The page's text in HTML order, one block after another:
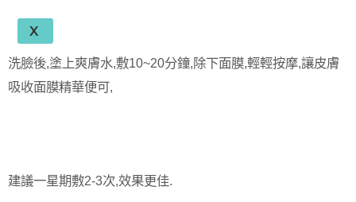
X
洗臉後,塗上爽膚水,敷10~20分鐘,除下面膜,輕輕按摩,讓皮膚
吸收面膜精華便可,
建議一星期敷2-3次,效果更佳.